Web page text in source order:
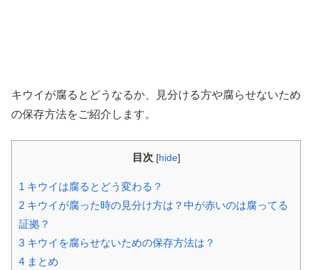
キウイが腐るとどうなるか、見分ける方や腐らせないため
の保存方法をご紹介します。
目次 [hide]
1 キウイは腐るとどう変わる？
2 キウイが腐った時の見分け方は？中が赤いのは腐ってる
証拠？
3 キウイを腐らせないための保存方法は？
4 まとめ